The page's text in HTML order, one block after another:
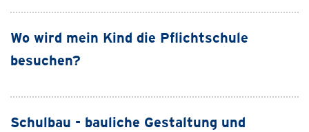
Wo wird mein Kind die Pflichtschule
besuchen?
Schulbau - bauliche Gestaltung und